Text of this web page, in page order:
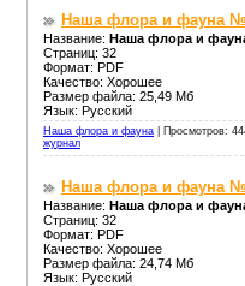
Наша флора и фауна
Название: Наша флора и
Страниц: 32
Формат: PDF
Качество: Хорошее
Размер файла: 25,49 Мб
Язык: Русский
Наша флора и фауна
Просмотров:
журнал
Наша флора и фауна
Название: Наша флора и
Страниц: 32
Формат: PDF
Качество: Хорошее
Размер файла: 24,74 Мб
Язык: Русский